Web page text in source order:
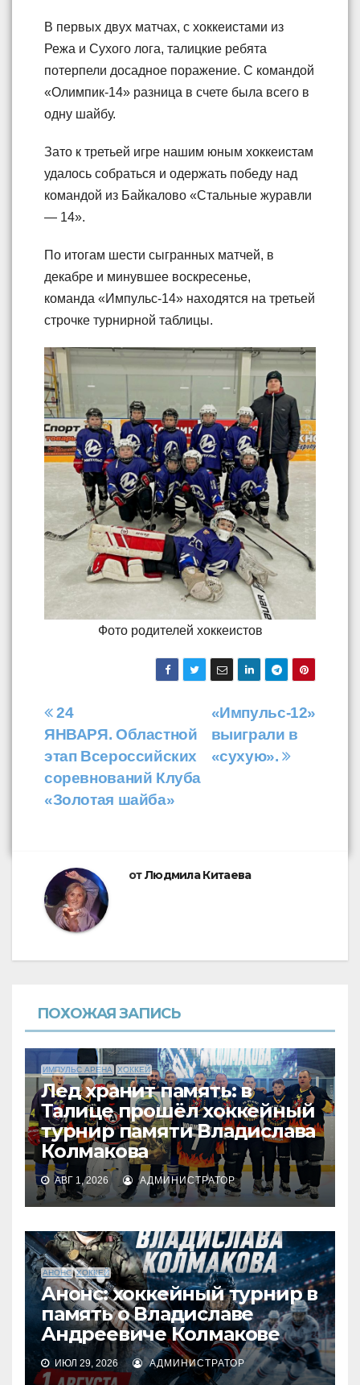
В первых двух матчах, с хоккеистами из
Режа и Сухого лога, талицкие ребята
потерпели досадное поражение. С командой
«Олимпик-14» разница в счете была всего в
одну шайбу.
Зато к третьей игре нашим юным хоккеистам
удалось собраться и одержать победу над
командой из Байкалово «Стальные журавли
— 14».
По итогам шести сыгранных матчей, в
декабре и минувшее воскресенье,
команда «Импульс-14» находятся на третьей
строчке турнирной таблицы.
Фото родителей хоккеистов
Навигация
по
записям
«Импульс-12»
выиграли в
«сухую».
24
ЯНВАРЯ. Областной
этап Всероссийских
соревнований Клуба
«Золотая шайба»
отЛюдмила Китаева
ПОХОЖАЯ ЗАПИСЬ
ИМПУЛЬС АРЕНА ХОККЕЙ
Лед хранит память: в
Талице прошёл хоккейный
турнир памяти Владислава
Колмакова
АВГ 1, 2026 АДМИНИСТРАТОР
АНОНС ХОККЕЙ
Анонс: хоккейный турнир в
память о Владиславе
Андреевиче Колмакове
ИЮЛ 29, 2026 АДМИНИСТРАТОР